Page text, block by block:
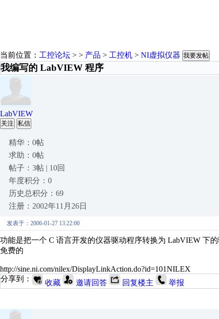
当前位置： 工控论坛 > > 产品 > 工控机 > NI虚拟仪器 我要发帖
我编写的 LabVIEW 程序
LabVIEW
关注 私信
精华：0帖
求助：0帖
帖子：3帖 | 10回
年度积分：0
历史总积分：69
注册：2002年11月26日
发表于：2006-01-27 13:22:00
功能是把一个 C 语言开发的仪器驱动程序转换为 LabVIEW 下
免费的
http://sine.ni.com/nilex/DisplayLinkAction.do?id=101NILEX
分享到：
收藏 邀请回答 回复楼主 举报